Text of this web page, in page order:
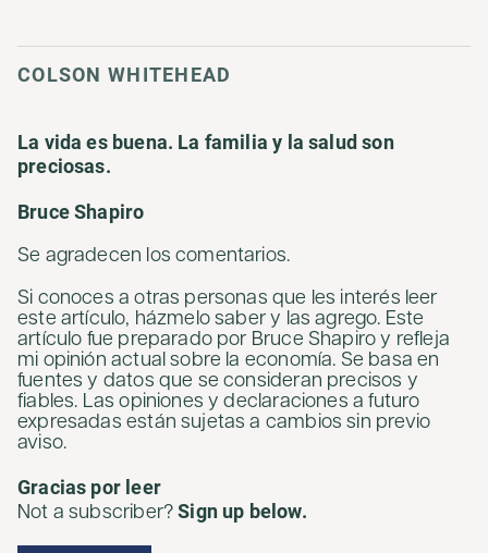
COLSON WHITEHEAD
La vida es buena. La familia y la salud son
preciosas.
Bruce Shapiro
Se agradecen los comentarios.
Si conoces a otras personas que les interés leer
este artículo, házmelo saber y las agrego. Este
artículo fue preparado por Bruce Shapiro y refleja
mi opinión actual sobre la economía. Se basa en
fuentes y datos que se consideran precisos y
fiables. Las opiniones y declaraciones a futuro
expresadas están sujetas a cambios sin previo
aviso.
Gracias por leer
Not a subscriber?Sign up below.